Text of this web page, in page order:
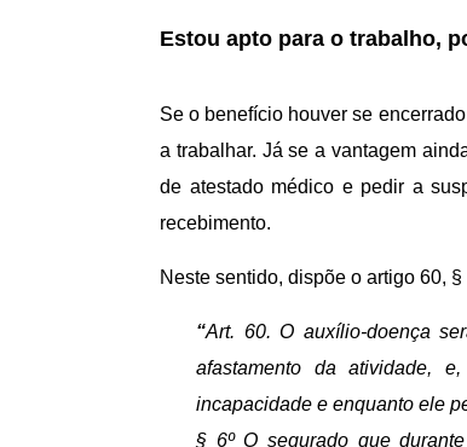
Estou apto para o trabalho,
Se o benefício houver se
a trabalhar. Já se a vantagem
de atestado médico e pedir a
recebimento.
Neste sentido, dispõe o artigo 60,
“Art. 60. O auxílio-doença
afastamento da atividade,
incapacidade e enquanto ele
§ 6º O segurado que